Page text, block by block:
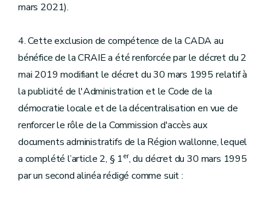
mars 2021).
4. Cette exclusion de compétence de la CADA au
bénéfice de la CRAIE a été renforcée par le décret du 2
mai 2019 modifiant le décret du 30 mars 1995 relatif à
la publicité de l'Administration et le Code de la
démocratie locale et de la décentralisation en vue de
renforcer le rôle de la Commission d'accès aux
documents administratifs de la Région wallonne, lequel
a complété l’article 2, § 1er, du décret du 30 mars 1995
par un second alinéa rédigé comme suit :